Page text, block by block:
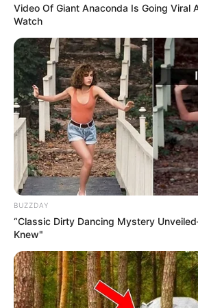
Video Of Giant Anaconda Is Going Viral
Watch
BUZZDAY
“Classic Dirty Dancing Mystery
Knew"